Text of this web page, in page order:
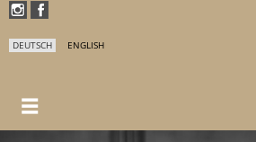
DEUTSCH ENGLISH